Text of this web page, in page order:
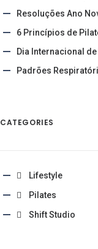
Resoluções Ano
6 Princípios de
Dia Internacional
Padrões
CATEGORIES
Lifestyle
Pilates
Shift Studio